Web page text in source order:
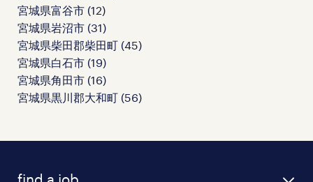
宮城県富谷市 (12)
宮城県岩沼市 (31)
宮城県柴田郡柴田町 (45)
宮城県白石市 (19)
宮城県角田市 (16)
宮城県黒川郡大和町 (56)